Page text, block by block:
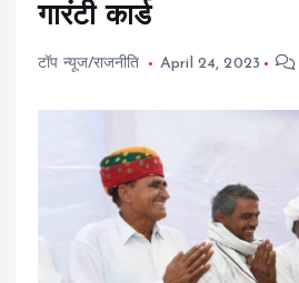
गारंटी कार्ड
टॉप न्यूज/राजनीति April 24, 2023